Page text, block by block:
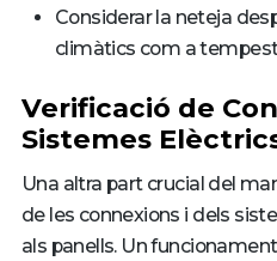
Considerar la neteja
climàtics com a
Verificació de
Sistemes
Una altra part crucial del
de les connexions i dels
als panells. Un